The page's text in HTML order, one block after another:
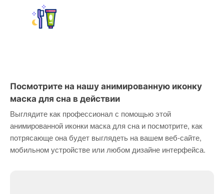
Посмотрите на нашу анимированную иконку
маска для сна в действии
Выглядите как профессионал с помощью этой
анимированной иконки маска для сна и посмотрите, как
потрясающе она будет выглядеть на вашем веб-сайте,
мобильном устройстве или любом дизайне интерфейса.